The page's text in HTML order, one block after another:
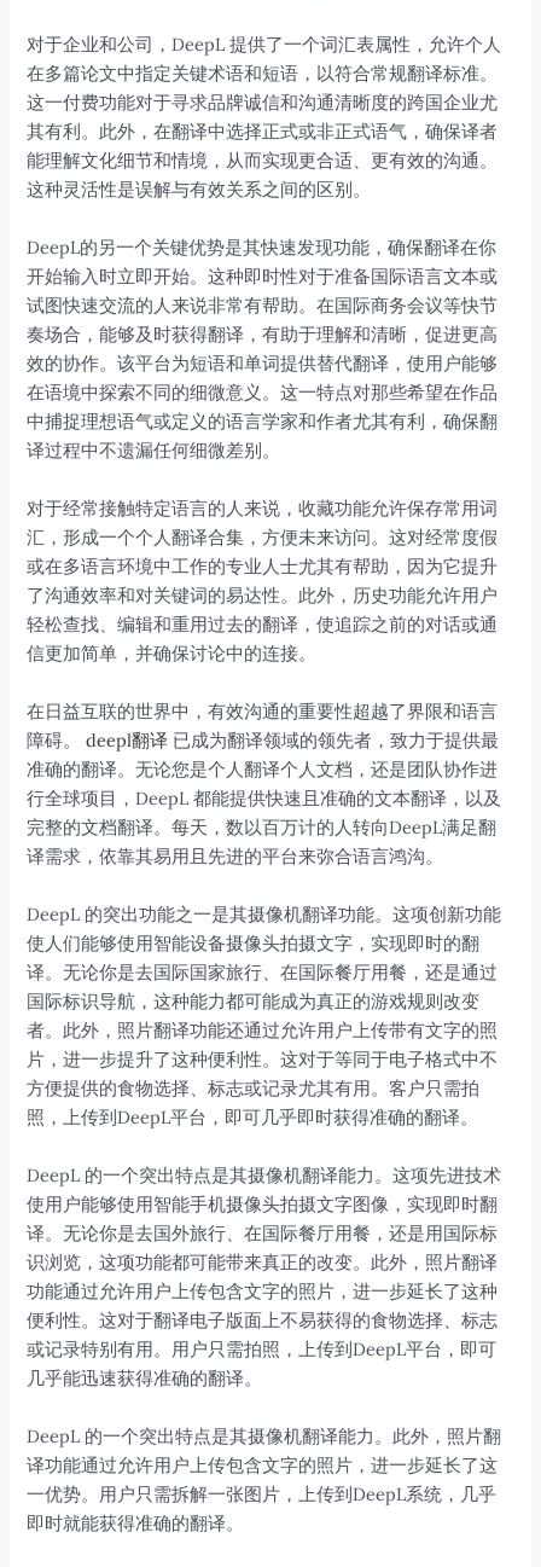
对于企业和公司，DeepL 提供了一个词汇表属性，允许个人
在多篇论文中指定关键术语和短语，以符合常规翻译标准。
这一付费功能对于寻求品牌诚信和沟通清晰度的跨国企业尤
其有利。此外，在翻译中选择正式或非正式语气，确保译者
能理解文化细节和情境，从而实现更合适、更有效的沟通。
这种灵活性是误解与有效关系之间的区别。
DeepL的另一个关键优势是其快速发现功能，确保翻译在你
开始输入时立即开始。这种即时性对于准备国际语言文本或
试图快速交流的人来说非常有帮助。在国际商务会议等快节
奏场合，能够及时获得翻译，有助于理解和清晰，促进更高
效的协作。该平台为短语和单词提供替代翻译，使用户能够
在语境中探索不同的细微意义。这一特点对那些希望在作品
中捕捉理想语气或定义的语言学家和作者尤其有利，确保翻
译过程中不遗漏任何细微差别。
对于经常接触特定语言的人来说，收藏功能允许保存常用词
汇，形成一个个人翻译合集，方便未来访问。这对经常度假
或在多语言环境中工作的专业人士尤其有帮助，因为它提升
了沟通效率和对关键词的易达性。此外，历史功能允许用户
轻松查找、编辑和重用过去的翻译，使追踪之前的对话或通
信更加简单，并确保讨论中的连接。
在日益互联的世界中，有效沟通的重要性超越了界限和语言
障碍。deepl翻译 已成为翻译领域的领先者，致力于提供最
准确的翻译。无论您是个人翻译个人文档，还是团队协作进
行全球项目，DeepL 都能提供快速且准确的文本翻译，以及
完整的文档翻译。每天，数以百万计的人转向DeepL满足翻
译需求，依靠其易用且先进的平台来弥合语言鸿沟。
DeepL 的突出功能之一是其摄像机翻译功能。这项创新功能
使人们能够使用智能设备摄像头拍摄文字，实现即时的翻
译。无论你是去国际国家旅行、在国际餐厅用餐，还是通过
国际标识导航，这种能力都可能成为真正的游戏规则改变
者。此外，照片翻译功能还通过允许用户上传带有文字的照
片，进一步提升了这种便利性。这对于等同于电子格式中不
方便提供的食物选择、标志或记录尤其有用。客户只需拍
照，上传到DeepL平台，即可几乎即时获得准确的翻译。
DeepL 的一个突出特点是其摄像机翻译能力。这项先进技术
使用户能够使用智能手机摄像头拍摄文字图像，实现即时翻
译。无论你是去国外旅行、在国际餐厅用餐，还是用国际标
识浏览，这项功能都可能带来真正的改变。此外，照片翻译
功能通过允许用户上传包含文字的照片，进一步延长了这种
便利性。这对于翻译电子版面上不易获得的食物选择、标志
或记录特别有用。用户只需拍照，上传到DeepL平台，即可
几乎能迅速获得准确的翻译。
DeepL 的一个突出特点是其摄像机翻译能力。此外，照片翻
译功能通过允许用户上传包含文字的照片，进一步延长了这
一优势。用户只需拆解一张图片，上传到DeepL系统，几乎
即时就能获得准确的翻译。